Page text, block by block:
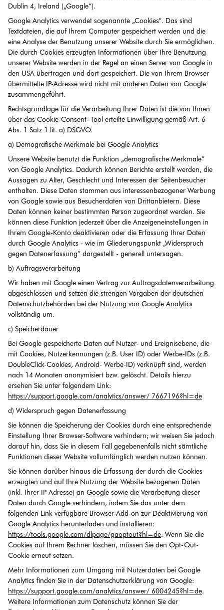
Dublin 4, Ireland („Google“).
Google Analytics verwendet sogenannte „Cookies“. Das sind
Textdateien, die auf Ihrem Computer gespeichert werden und die
eine Analyse der Benutzung unserer Website durch Sie ermöglichen.
Die durch Cookies erzeugten Informationen über Ihre Benutzung
unserer Website werden in der Regel an einen Server von Google in
den USA übertragen und dort gespeichert. Die von Ihrem Browser
übermittelte IP-Adresse wird nicht mit anderen Daten von Google
zusammengeführt.
Rechtsgrundlage für die Verarbeitung Ihrer Daten ist die von Ihnen
über das Cookie-Consent- Tool erteilte Einwilligung gemäß Art. 6
Abs. 1 Satz 1 lit. a) DSGVO.
a) Demografische Merkmale bei Google Analytics
Unsere Website benutzt die Funktion „demografische Merkmale”
von Google Analytics. Dadurch können Berichte erstellt werden, die
Aussagen zu Alter, Geschlecht und Interessen der Seitenbesucher
enthalten. Diese Daten stammen aus interessenbezogener Werbung
von Google sowie aus Besucherdaten von Drittanbietern. Diese
Daten können keiner bestimmten Person zugeordnet werden. Sie
können diese Funktion jederzeit über die Anzeigeneinstellungen in
Ihrem Google-Konto deaktivieren oder die Erfassung Ihrer Daten
durch Google Analytics - wie im Gliederungspunkt „Widerspruch
gegen Datenerfassung” dargestellt - generell untersagen.
b) Auftragsverarbeitung
Wir haben mit Google einen Vertrag zur Auftragsdatenverarbeitung
abgeschlossen und setzen die strengen Vorgaben der deutschen
Datenschutzbehörden bei der Nutzung von Google Analytics
vollständig um.
c) Speicherdauer
Bei Google gespeicherte Daten auf Nutzer- und Ereignisebene, die
mit Cookies, Nutzerkennungen (z.B. User ID) oder Werbe-IDs (z.B.
DoubleClick-Cookies, Android- Werbe-ID) verknüpft sind, werden
nach 14 Monaten anonymisiert bzw. gelöscht. Details hierzu
ersehen Sie unter folgendem Link:
https://support.google.com/analytics/answer/ 7667196?hl=de
d) Widerspruch gegen Datenerfassung
Sie können die Speicherung der Cookies durch eine entsprechende
Einstellung Ihrer Browser-Software verhindern; wir weisen Sie jedoch
darauf hin, dass Sie in diesem Fall gegebenenfalls nicht sämtliche
Funktionen dieser Website vollumfänglich werden nutzen können.
Sie können darüber hinaus die Erfassung der durch die Cookies
erzeugten und auf Ihre Nutzung der Website bezogenen Daten
(inkl. Ihrer IP-Adresse) an Google sowie die Verarbeitung dieser
Daten durch Google verhindern, indem Sie das unter dem
folgenden Link verfügbare Browser-Add-on zur Deaktivierung von
Google Analytics herunterladen und installieren:
https://tools.google.com/dlpage/gaoptout?hl=de. Wenn Sie die
Cookies auf Ihrem Rechner löschen, müssen Sie den Opt-Out-
Cookie erneut setzen.
Mehr Informationen zum Umgang mit Nutzerdaten bei Google
Analytics finden Sie in der Datenschutzerklärung von Google:
https://support.google.com/analytics/answer/ 6004245?hl=de.
Weitere Informationen zum Datenschutz können Sie der